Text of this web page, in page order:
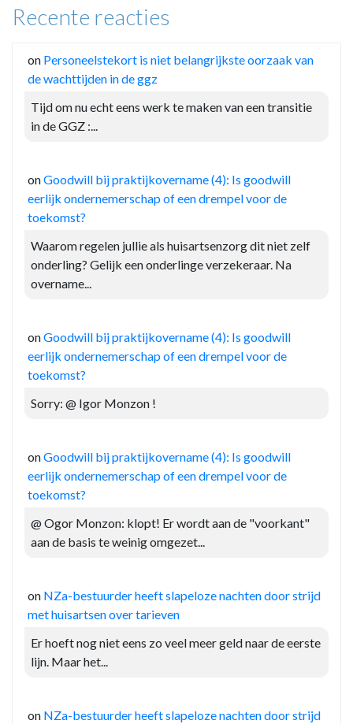
Recente reacties
on Personeelstekort is niet belangrijkste oorzaak van
de wachttijden in de ggz
Tijd om nu echt eens werk te maken van een transitie
in de GGZ :...
onGoodwill bij praktijkovername (4): Is goodwill
eerlijk ondernemerschap of een drempel voor de
toekomst?
Waarom regelen jullie als huisartsenzorg dit niet zelf
onderling? Gelijk een onderlinge verzekeraar. Na
overname...
onGoodwill bij praktijkovername (4): Is goodwill
eerlijk ondernemerschap of een drempel voor de
toekomst?
Sorry: @ Igor Monzon !
onGoodwill bij praktijkovername (4): Is goodwill
eerlijk ondernemerschap of een drempel voor de
toekomst?
@ Ogor Monzon: klopt! Er wordt aan de "voorkant"
aan de basis te weinig omgezet...
on NZa-bestuurder heeft slapeloze nachten door strijd
met huisartsen over tarieven
Er hoeft nog niet eens zo veel meer geld naar de eerste
lijn. Maar het...
on NZa-bestuurder heeft slapeloze nachten door strijd